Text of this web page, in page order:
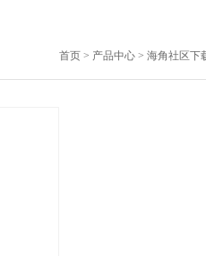
首页> 产品中心> 海角社区下